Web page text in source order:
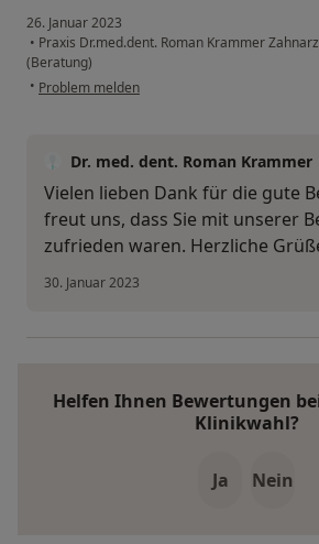
26. Januar 2023
• Praxis Dr.med.dent. Roman Krammer
(Beratung)
• Problem melden
Dr. med. dent. Roman Krammer
Vielen lieben Dank für die gute
freut uns, dass Sie mit unserer
zufrieden waren. Herzliche
30. Januar 2023
Helfen Ihnen Bewertungen
Klinikwahl?
Ja Nein